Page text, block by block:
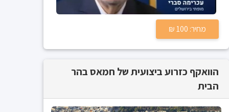
מחיר: 100 ₪
הוואקף כזרוע ביצועית של חמאס בהר
הבית